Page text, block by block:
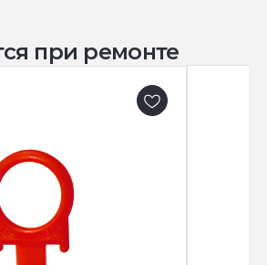
при ремонте